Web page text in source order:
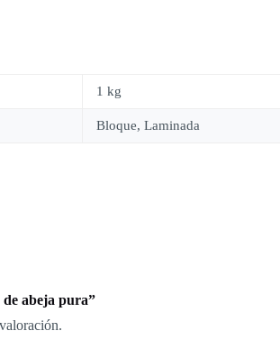
1 kg
Bloque, Laminada
abeja pura”